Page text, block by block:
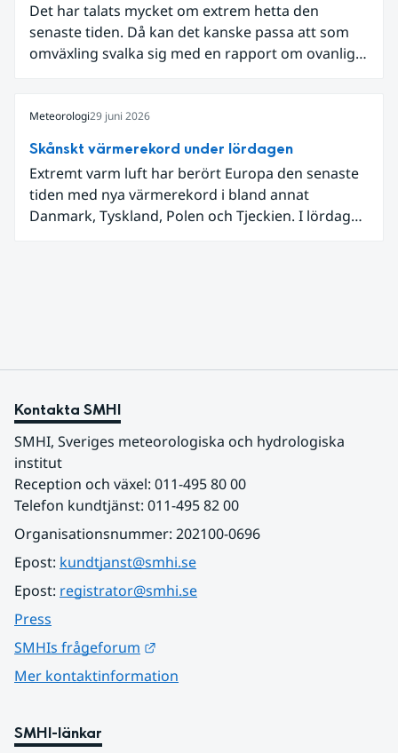
Det har talats mycket om extrem hetta den
senaste tiden. Då kan det kanske passa att som
omväxling svalka sig med en rapport om ovanligt
Meteorologi29 juni 2026
Skånskt värmerekord under lördagen
Extremt varm luft har berört Europa den senaste
tiden med nya värmerekord i bland annat
Danmark, Tyskland, Polen och Tjeckien. I lördags
Kontakta SMHI
SMHI, Sveriges meteorologiska och hydrologiska
institut
Reception och växel: 011-495 80 00
Telefon kundtjänst: 011-495 82 00
Organisationsnummer: 202100-0696
Epost: kundtjanst@smhi.se
Epost: registrator@smhi.se
Press
SMHIs frågeforum
Mer kontaktinformation
SMHI-länkar